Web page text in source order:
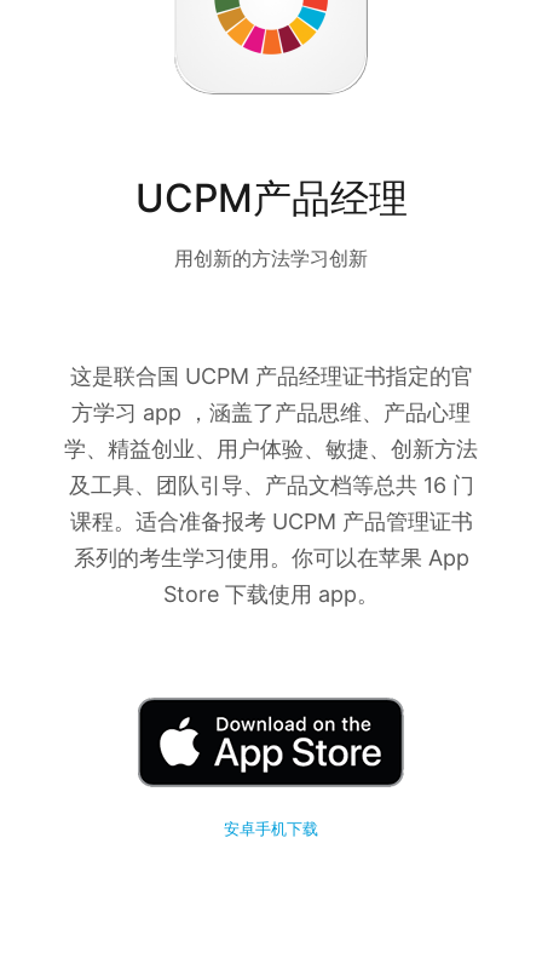
UCPM产品经理
用创新的方法学习创新
这是联合国 UCPM 产品经理证书指定的官
方学习 app ，涵盖了产品思维、产品心理
学、精益创业、用户体验、敏捷、创新方法
及工具、团队引导、产品文档等总共 16 门
课程。适合准备报考 UCPM 产品管理证书
系列的考生学习使用。你可以在苹果 App
Store 下载使用 app。
安卓手机下载